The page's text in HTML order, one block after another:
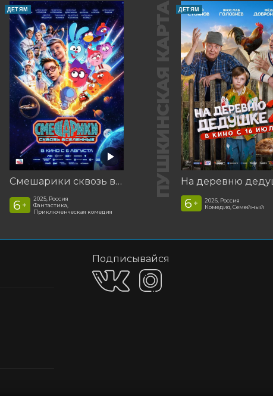
ДЕТЯМ
Смешарики сквозь вселенные
6 +
2025, Россия
Фантастика,
Приключенческая комедия
ПУШКИНСКАЯ КАРТА ДЕТЯМ
6 +
2026, Россия
Комедия, Семейный
Подписывайся